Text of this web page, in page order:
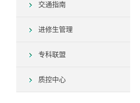
交通指南
进修生管理
专科联盟
质控中心